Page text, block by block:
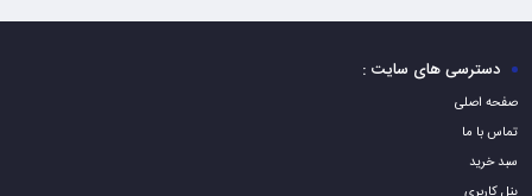
به
دسترسی های سایت :
صفحه اصلی
تماس با ما
سبد خرید